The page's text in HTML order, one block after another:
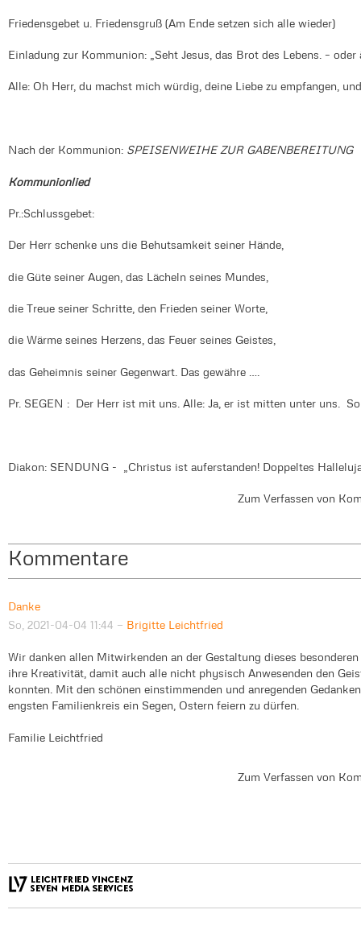
Friedensgebet u. Friedensgruß (Am Ende setzen sich alle wieder)
Einladung zur Kommunion: „Seht Jesus, das Brot des Lebens. – oder
Alle: Oh Herr, du machst mich würdig, deine Liebe zu empfangen,
Nach der Kommunion: SPEISENWEIHE ZUR GABENBEREITUNG
Kommunionlied
Pr.:Schlussgebet:
Der Herr schenke uns die Behutsamkeit seiner Hände,
die Güte seiner Augen, das Lächeln seines Mundes,
die Treue seiner Schritte, den Frieden seiner Worte,
die Wärme seines Herzens, das Feuer seines Geistes,
das Geheimnis seiner Gegenwart. Das gewähre ….
Pr. SEGEN : Der Herr ist mit uns. Alle: Ja, er ist mitten unter uns.
Diakon: SENDUNG - „Christus ist auferstanden! Doppeltes
Zum Verfassen von
Kommentare
Danke
So, 2021-04-04 11:44 — Brigitte Leichtfried
Wir danken allen Mitwirkenden an der Gestaltung dieses
ihre Kreativität, damit auch alle nicht physisch Anwesenden den
konnten. Mit den schönen einstimmenden und anregenden
engsten Familienkreis ein Segen, Ostern feiern zu dürfen.
Familie Leichtfried
Zum Verfassen von